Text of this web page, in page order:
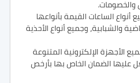
الساعات القيمة بأنواعها
والشبابية، وجميع أنواع الأحذية
الأجهزة الإلكترونية المتنوعة
عليها الضمان الخاص بها بأرخص